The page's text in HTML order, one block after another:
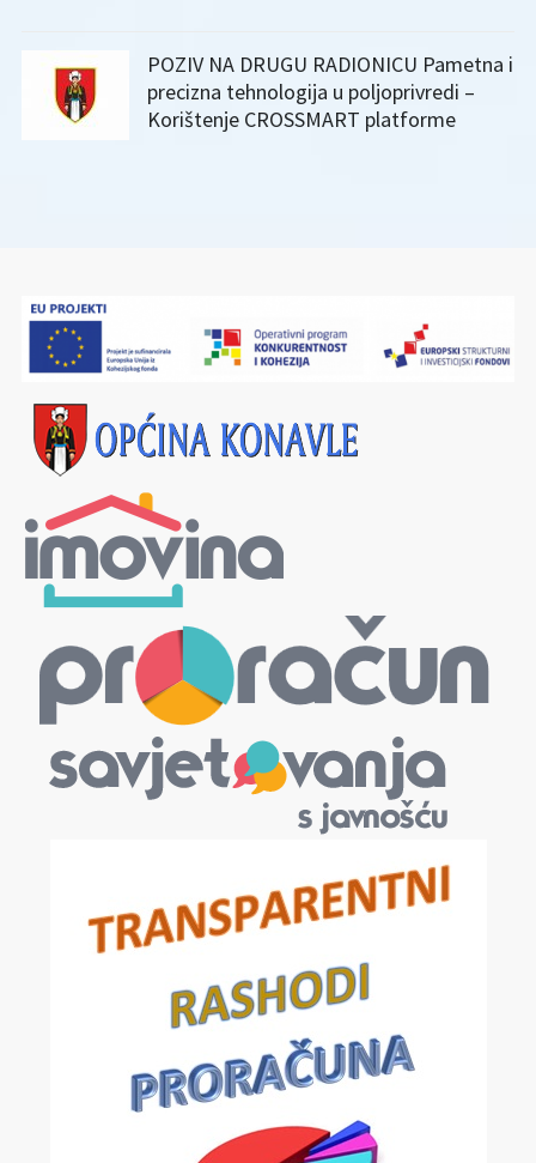
POZIV NA DRUGU RADIONICU Pametna i
precizna tehnologija u poljoprivredi –
Korištenje CROSSMART platforme